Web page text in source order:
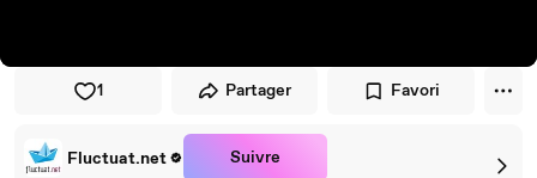
1 Partager Favori
Fluctuat.net Suivre